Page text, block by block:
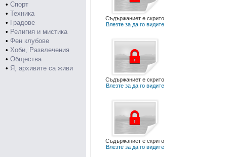
• Спорт
• Техника
• Градове
• Религия и мистика
• Фен клубове
• Хоби, Развлечения
• Общества
• Я, архивите са живи
Съдържаниет е скрито
Влезте за да го видите
Съдържаниет е скрито
Влезте за да го видите
Съдържаниет е скрито
Влезте за да го видите